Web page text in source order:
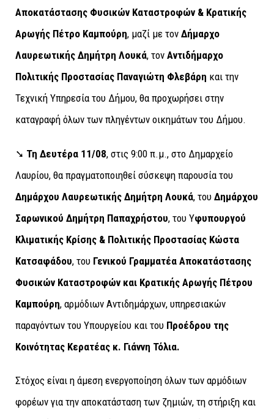
Αποκατάστασης Φυσικών Καταστροφών & Κρατικής
Αρωγής Πέτρο Καμπούρη, μαζί με τον Δήμαρχο
Λαυρεωτικής Δημήτρη Λουκά, τον Αντιδήμαρχο
Πολιτικής Προστασίας Παναγιώτη Φλεβάρη και την
Τεχνική Υπηρεσία του Δήμου, θα προχωρήσει στην
καταγραφή όλων των πληγέντων οικημάτων του Δήμου.
➘ Τη Δευτέρα 11/08, στις 9:00 π.μ., στο Δημαρχείο
Λαυρίου, θα πραγματοποιηθεί σύσκεψη παρουσία του
Δημάρχου Λαυρεωτικής Δημήτρη Λουκά, του Δημάρχου
Σαρωνικού Δημήτρη Παπαχρήστου, του Υφυπουργού
Κλιματικής Κρίσης & Πολιτικής Προστασίας Κώστα
Κατσαφάδου, του Γενικού Γραμματέα Αποκατάστασης
Φυσικών Καταστροφών και Κρατικής Αρωγής Πέτρου
Καμπούρη, αρμόδιων Αντιδημάρχων, υπηρεσιακών
παραγόντων του Υπουργείου και του Προέδρου της
Κοινότητας Κερατέας κ. Γιάννη Τόλια.
Στόχος είναι η άμεση ενεργοποίηση όλων των αρμόδιων
φορέων για την αποκατάσταση των ζημιών, τη στήριξη και